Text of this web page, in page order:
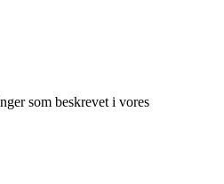
som beskrevet i vores